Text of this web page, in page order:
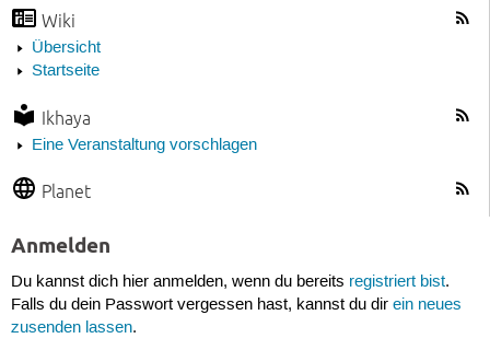
Wiki
Übersicht
Startseite
Ikhaya
Eine Veranstaltung vorschlagen
Planet
Anmelden
Du kannst dich hier anmelden, wenn du bereits registriert bist.
Falls du dein Passwort vergessen hast, kannst du dir ein neues
zusenden lassen.